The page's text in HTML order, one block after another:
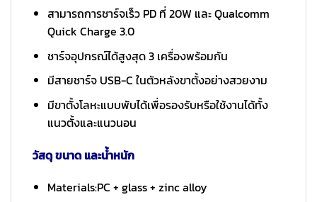
สามารถการชาร์จเร็ว PD ที่ 20W และ Qualcomm
Quick Charge 3.0
ชาร์จอุปกรณ์ได้สูงสุด 3 เครื่องพร้อมกัน
มีสายชาร์จ USB-C ในตัวหลังขาตั้งอย่างสวยงาม
มีขาตั้งโลหะแบบพับได้เพื่อรองรับหรือใช้งานได้ทั้ง
แนวตั้งและแนวนอน
วัสดุ ขนาด และน้ำหนัก
Materials:PC + glass + zinc alloy